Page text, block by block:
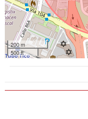
200 m
500 ft